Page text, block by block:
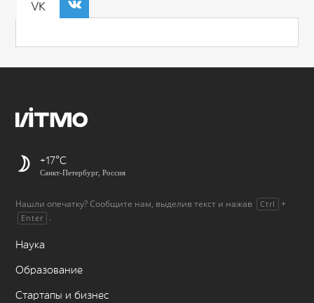
VK
+17
Санкт-Петербург, Россия
Нашли опечатку? Сообщите нам, выделив текст и нажав Ctrl +
Enter .
Наука
Образование
Стартапы и бизнес